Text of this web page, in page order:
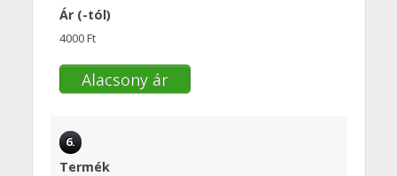
Ár (-tól)
4000 Ft
Alacsony ár
6.
Termék